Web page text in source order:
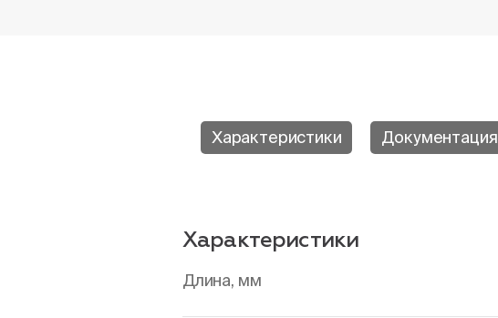
Характеристики Документация
Характеристики
Длина, мм